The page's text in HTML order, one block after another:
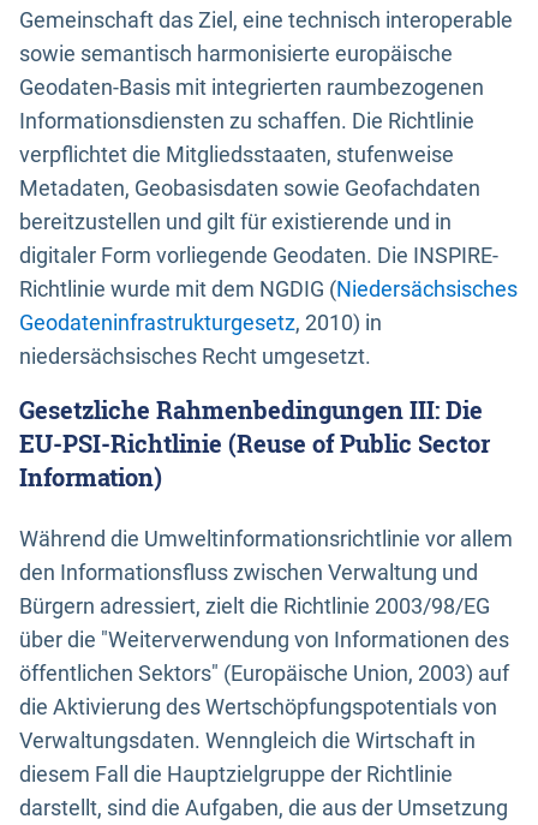
Gemeinschaft das Ziel, eine technisch interoperable
sowie semantisch harmonisierte europäische
Geodaten-Basis mit integrierten raumbezogenen
Informationsdiensten zu schaffen. Die Richtlinie
verpflichtet die Mitgliedsstaaten, stufenweise
Metadaten, Geobasisdaten sowie Geofachdaten
bereitzustellen und gilt für existierende und in
digitaler Form vorliegende Geodaten. Die INSPIRE-
Richtlinie wurde mit dem NGDIG (Niedersächsisches
Geodateninfrastrukturgesetz, 2010) in
niedersächsisches Recht umgesetzt.
Gesetzliche Rahmenbedingungen III: Die
EU-PSI-Richtlinie (Reuse of Public Sector
Information)
Während die Umweltinformationsrichtlinie vor allem
den Informationsfluss zwischen Verwaltung und
Bürgern adressiert, zielt die Richtlinie 2003/98/EG
über die "Weiterverwendung von Informationen des
öffentlichen Sektors" (Europäische Union, 2003) auf
die Aktivierung des Wertschöpfungspotentials von
Verwaltungsdaten. Wenngleich die Wirtschaft in
diesem Fall die Hauptzielgruppe der Richtlinie
darstellt, sind die Aufgaben, die aus der Umsetzung